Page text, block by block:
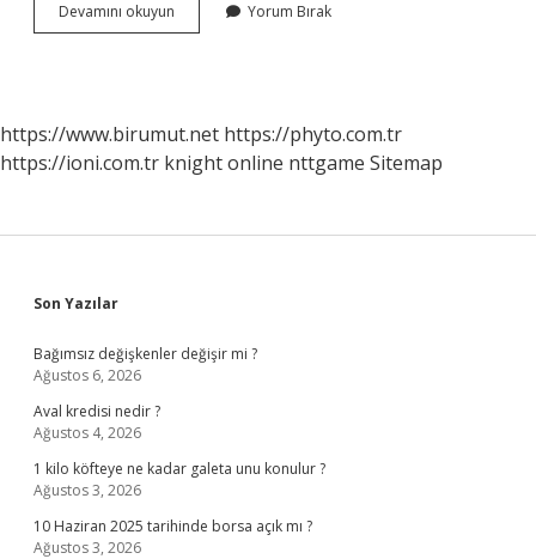
Devamını okuyun
Ölüm
Yorum Bırak
https://www.birumut.net https://phyto.com.tr
https://ioni.com.tr knight online nttgame Sitemap
Sidebar
Son Yazılar
Bağımsız değişkenler değişir mi ?
Ağustos 6, 2026
Aval kredisi nedir ?
Ağustos 4, 2026
1 kilo köfteye ne kadar galeta unu konulur ?
Ağustos 3, 2026
10 Haziran 2025 tarihinde borsa açık mı ?
Ağustos 3, 2026